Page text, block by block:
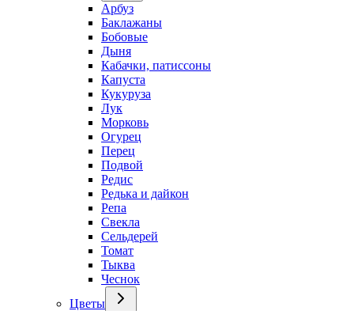
Арбуз
Баклажаны
Бобовые
Дыня
Кабачки, патиссоны
Капуста
Кукуруза
Лук
Морковь
Огурец
Перец
Подвой
Редис
Редька и дайкон
Репа
Свекла
Сельдерей
Томат
Тыква
Чеснок
Цветы